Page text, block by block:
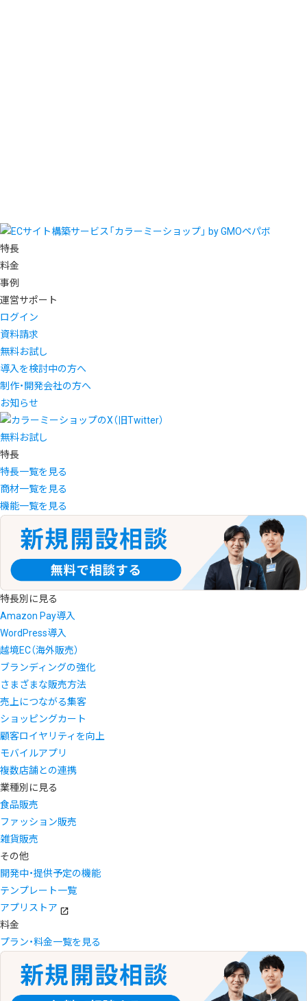
特長
料金
事例
運営サポート
ログイン
資料請求
無料お試し
導入を検討中の方へ
制作・開発会社の方へ
お知らせ
無料お試し
特長
特長一覧を見る
商材一覧を見る
機能一覧を見る
特長別に見る
Amazon Pay導入
WordPress導入
越境EC（海外販売）
ブランディングの強化
さまざまな販売方法
売上につながる集客
ショッピングカート
顧客ロイヤリティを向上
モバイルアプリ
複数店舗との連携
業種別に見る
食品販売
ファッション販売
雑貨販売
その他
開発中・提供予定の機能
テンプレート一覧
アプリストア
料金
プラン・料金一覧を見る